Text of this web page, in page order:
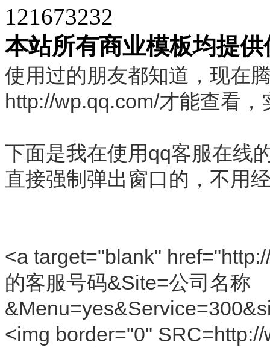
121673232
本站所有商业模板均提
使用过的朋友都知道，现在
http://wp.qq.com/才能查看，
下面是我在使用qq客服在线
直接强制弹出窗口的，不用
<a target="blank"
的客服号码&Site=公司名称
<img border="0"